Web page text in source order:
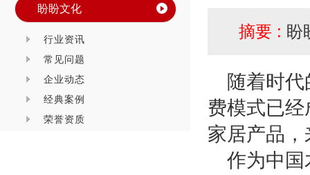
盼盼文化
行业资讯
常见问题
企业动态
经典案例
荣誉资质
摘要 : 盼
随着时
费模式已
家居产品
作为中国